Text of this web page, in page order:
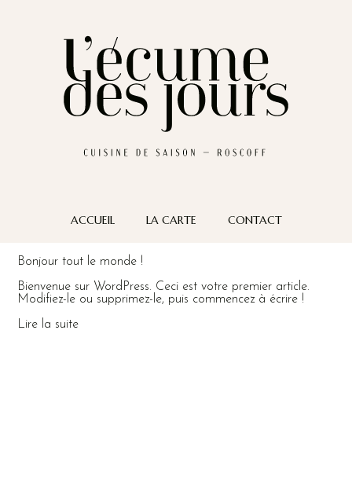
ACCUEIL LA CARTE CONTACT
Bonjour tout le monde !
Bienvenue sur WordPress. Ceci est votre premier article.
Modifiez-le ou supprimez-le, puis commencez à écrire !
Lire la suite